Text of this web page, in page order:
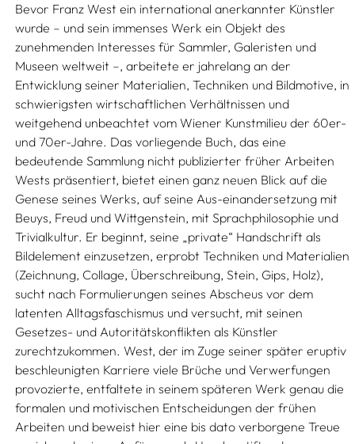
Bevor Franz West ein international anerkannter Künstler
wurde – und sein immenses Werk ein Objekt des
zunehmenden Interesses für Sammler, Galeristen und
Museen weltweit –, arbeitete er jahrelang an der
Entwicklung seiner Materialien, Techniken und Bildmotive, in
schwierigsten wirtschaftlichen Verhältnissen und
weitgehend unbeachtet vom Wiener Kunstmilieu der 60er-
und 70er-Jahre. Das vorliegende Buch, das eine
bedeutende Sammlung nicht publizierter früher Arbeiten
Wests präsentiert, bietet einen ganz neuen Blick auf die
Genese seines Werks, auf seine Aus-einandersetzung mit
Beuys, Freud und Wittgenstein, mit Sprachphilosophie und
Trivialkultur. Er beginnt, seine „private“ Handschrift als
Bildelement einzusetzen, erprobt Techniken und Materialien
(Zeichnung, Collage, Überschreibung, Stein, Gips, Holz),
sucht nach Formulierungen seines Abscheus vor dem
latenten Alltagsfaschismus und versucht, mit seinen
Gesetzes- und Autoritätskonflikten als Künstler
zurechtzukommen. West, der im Zuge seiner später eruptiv
beschleunigten Karriere viele Brüche und Verwerfungen
provozierte, entfaltete in seinem späteren Werk genau die
formalen und motivischen Entscheidungen der frühen
Arbeiten und beweist hier eine bis dato verborgene Treue